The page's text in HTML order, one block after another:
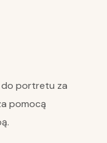
do portretu za
pomocą